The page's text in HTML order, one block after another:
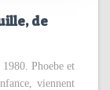
de
Phoebe et
viennent